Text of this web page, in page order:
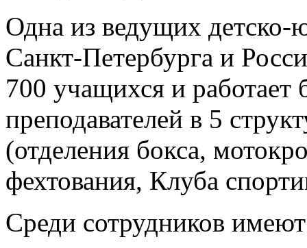
Одна из ведущих
Санкт-Петербурга и
700 учащихся и работает
преподавателей в 5
(отделения бокса,
фехтования, Клуба
Среди сотрудников